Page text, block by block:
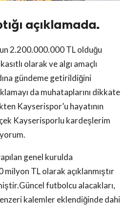
açıklamada.
2.200.000.000 TL olduğu
olarak ve algı amaçlı
gündeme getirildiğini
da muhataplarını dikkate
Kayserispor’u hayatının
Kayserisporlu kardeşlerim
genel kurulda
TL olarak açıklanmıştır
futbolcu alacakları,
kalemler eklendiğinde dahi